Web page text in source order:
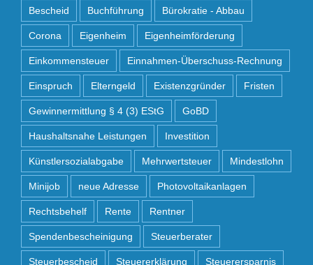
Bescheid Buchführung Bürokratie - Abbau
Corona Eigenheim Eigenheimförderung
Einkommensteuer Einnahmen-Überschuss-Rechnung
Einspruch Elterngeld Existenzgründer Fristen
Gewinnermittlung § 4 (3) EStG GoBD
Haushaltsnahe Leistungen Investition
Künstlersozialabgabe Mehrwertsteuer Mindestlohn
Minijob neue Adresse Photovoltaikanlagen
Rechtsbehelf Rente Rentner
Spendenbescheinigung Steuerberater
Steuerbescheid Steuererklärung Steuerersparnis